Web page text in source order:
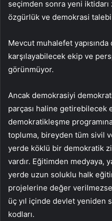
seçimden sonra yeni
özgürlük ve demokrasi
Mevcut muhalefet
karşılayabilecek ekip ve
görünmüyor.
Ancak demokrasiyi
parçası haline getirebilecek
demokratikleşme
topluma, bireyden tüm sivil
yerde köklü bir demokratik
vardır. Eğitimden medyaya,
yerde uzun soluklu halk
projelerine değer
üç yıl içinde devlet yeniden
kodları.